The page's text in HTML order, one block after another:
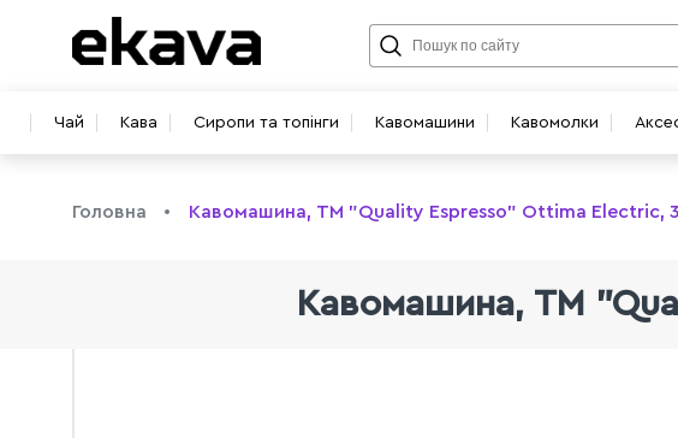
Чай Кава Сиропи та топінги Кавомашини Кавомолки
Головна Кавомашина, TM "Quality Espresso" Ottima Electric,
Кавомашина, TM